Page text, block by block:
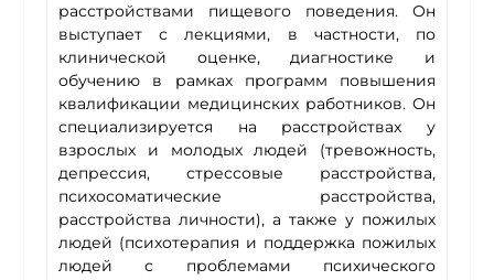
расстройствами пищевого поведения. Он
выступает с лекциями, в частности, по
клинической оценке, диагностике и
обучению в рамках программ повышения
квалификации медицинских работников. Он
специализируется на расстройствах у
взрослых и молодых людей (тревожность,
депрессия, стрессовые расстройства,
психосоматические расстройства,
расстройства личности), а также у пожилых
людей (психотерапия и поддержка пожилых
людей с проблемами психического